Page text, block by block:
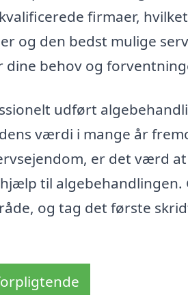
firmaer,
og den bedst mulige
behov og
udført
værdi i mange år
er det værd
til
og tag det første